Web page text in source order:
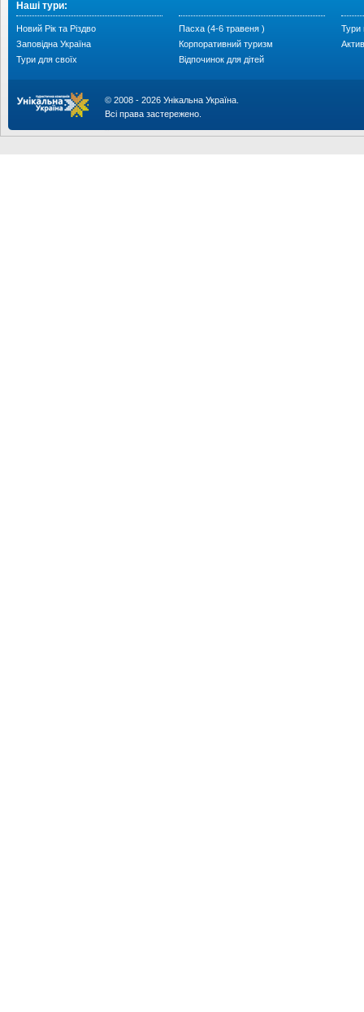
Наші тури:
Новий Рік та Різдво
Заповідна Україна
Тури для своїх
Пасха (4-6 травеня )
Корпоративний туризм
Відпочинок для дітей
Тури
© 2008 - 2026 Унікальна Україна.
Всі права застережено.